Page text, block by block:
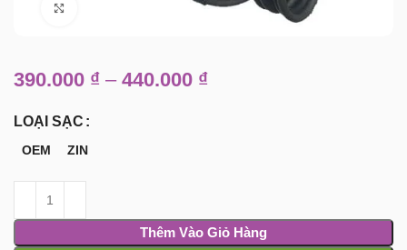
390.000 ₫ – 440.000 ₫
LOẠI SẠC
OEM ZIN
Thêm Vào Giỏ Hàng